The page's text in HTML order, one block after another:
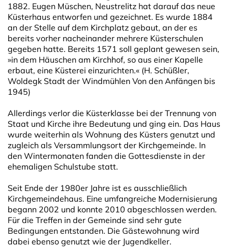
1882. Eugen Müschen, Neustrelitz hat darauf das neue
Küsterhaus entworfen und gezeichnet. Es wurde 1884
an der Stelle auf dem Kirchplatz gebaut, an der es
bereits vorher nacheinander mehrere Küsterschulen
gegeben hatte. Bereits 1571 soll geplant gewesen sein,
»in dem Häuschen am Kirchhof, so aus einer Kapelle
erbaut, eine Küsterei einzurichten.« (H. Schüßler,
Woldegk Stadt der Windmühlen Von den Anfängen bis
1945)
Allerdings verlor die Küsterklasse bei der Trennung von
Staat und Kirche ihre Bedeutung und ging ein. Das Haus
wurde weiterhin als Wohnung des Küsters genutzt und
zugleich als Versammlungsort der Kirchgemeinde. In
den Wintermonaten fanden die Gottesdienste in der
ehemaligen Schulstube statt.
Seit Ende der 1980er Jahre ist es ausschließlich
Kirchgemeindehaus. Eine umfangreiche Modernisie­rung
begann 2002 und konnte 2010 abgeschlossen werden.
Für die Treffen in der Gemeinde sind sehr gute
Bedingungen entstanden. Die Gästewohnung wird
dabei ebenso genutzt wie der Jugendkeller.